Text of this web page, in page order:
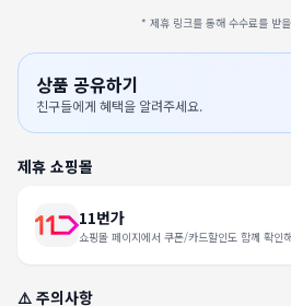
* 제휴 링크를 통해 수수료를 받
상품 공유하기
친구들에게 혜택을 알려주세요.
제휴 쇼핑몰
11번가
쇼핑몰 페이지에서 쿠폰/카드할인도 함께 확인
⚠️ 주의사항